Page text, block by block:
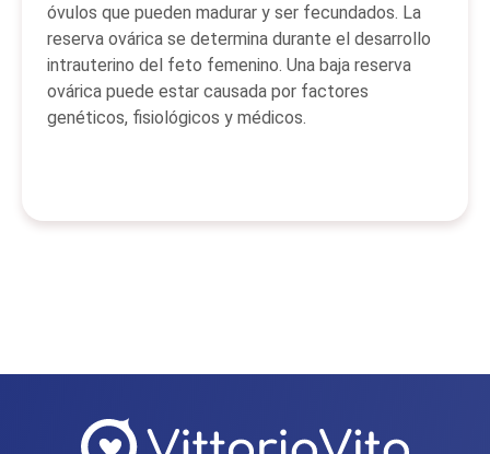
óvulos que pueden madurar y ser fecundados. La
reserva ovárica se determina durante el desarrollo
intrauterino del feto femenino. Una baja reserva
ovárica puede estar causada por factores
genéticos, fisiológicos y médicos.